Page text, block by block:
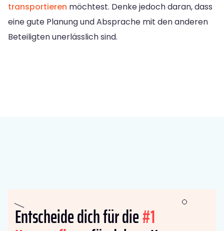
transportieren möchtest. Denke jedoch daran, dass
eine gute Planung und Absprache mit den anderen
Beteiligten unerlässlich sind.
Entscheide dich für die#1